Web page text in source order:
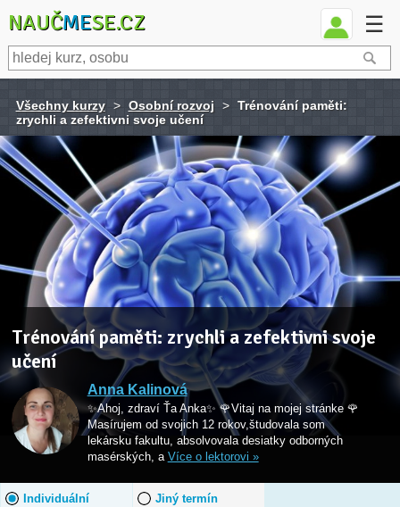
NAUČMESE.CZ ☰
Všechny kurzy > Osobní rozvoj > Trénování paměti:
zrychli a zefektivni svoje učení
Trénování paměti: zrychli a zefektivni svoje
učení
Anna Kalinová
✨Ahoj, zdraví Ťa Anka✨ 🌹Vitaj na mojej stránke 🌹
Masírujem od svojich 12 rokov,študovala som
lekársku fakultu, absolvovala desiatky odborných
masérských, a Více o lektorovi »
Individuální
Jiný termín